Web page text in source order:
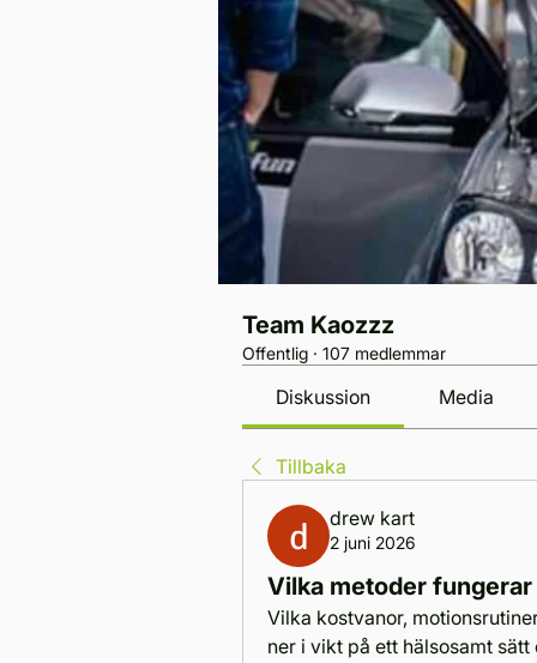
Team Kaozzz
Offentlig · 107 medlemmar
Diskussion Media
Tillbaka
drew kart
2 juni 2026
Vilka metoder
Vilka kostvanor,
ner i vikt på ett hälsosamt